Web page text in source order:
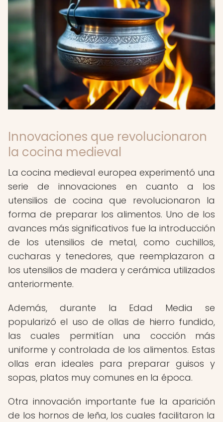
Innovaciones que revolucionaron
la cocina medieval
La cocina medieval europea experimentó una
serie de innovaciones en cuanto a los
utensilios de cocina que revolucionaron la
forma de preparar los alimentos. Uno de los
avances más significativos fue la introducción
de los utensilios de metal, como cuchillos,
cucharas y tenedores, que reemplazaron a
los utensilios de madera y cerámica utilizados
anteriormente.
Además, durante la Edad Media se
popularizó el uso de ollas de hierro fundido,
las cuales permitían una cocción más
uniforme y controlada de los alimentos. Estas
ollas eran ideales para preparar guisos y
sopas, platos muy comunes en la época.
Otra innovación importante fue la aparición
de los hornos de leña, los cuales facilitaron la